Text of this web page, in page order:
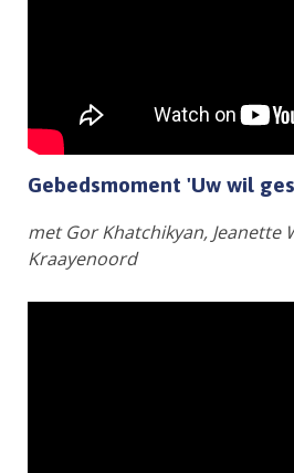
Gebedsmoment 'Uw wil
met Gor Khatchikyan, Jeanette
Kraayenoord